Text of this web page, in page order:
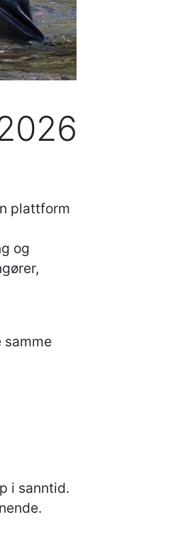
plattform
og
samme
i sanntid.